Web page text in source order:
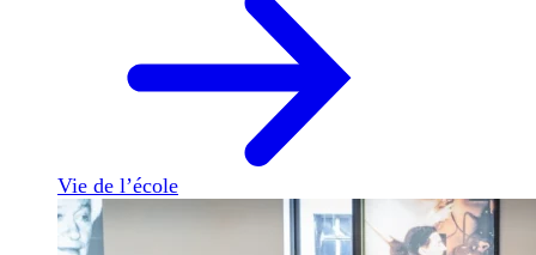
Vie de l’école